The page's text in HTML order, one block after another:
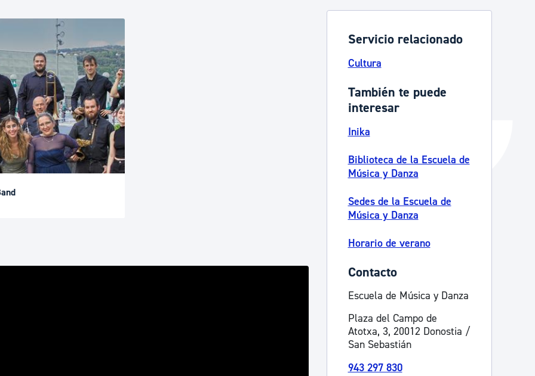
Ayuda a la tramitación
Servicio relacionado
Cultura
También te puede
interesar
Inika
Biblioteca de la Escuela de
Música y Danza
Sedes de la Escuela de
Música y Danza
Horario de verano
Contacto
Escuela de Música y Danza
Plaza del Campo de
Atotxa, 3, 20012 Donostia /
San Sebastián
943 297 830